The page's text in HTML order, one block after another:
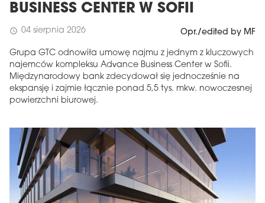
BUSINESS CENTER W SOFII
schedule 04 sierpnia 2026 Opr./edited by MF
Grupa GTC odnowiła umowę najmu z jednym z kluczowych
najemców kompleksu Advance Business Center w Sofii.
Międzynarodowy bank zdecydował się jednocześnie na
ekspansję i zajmie łącznie ponad 5,5 tys. mkw. nowoczesnej
powierzchni biurowej.